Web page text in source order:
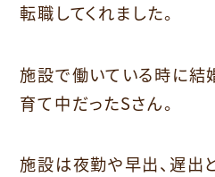
転職してくれました。
施設で働いている時に結
育て中だったSさん。
施設は夜勤や早出、遅出